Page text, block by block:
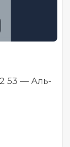
53 — Аль-